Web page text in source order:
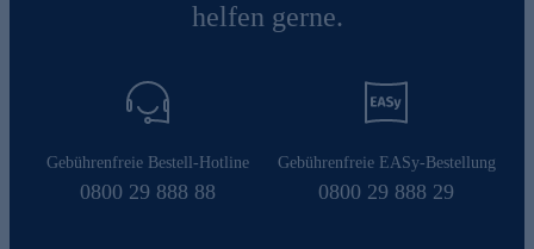
helfen gerne.
Gebührenfreie Bestell-Hotline
0800 29 888 88
Gebührenfreie EASy-Bestellung
0800 29 888 29